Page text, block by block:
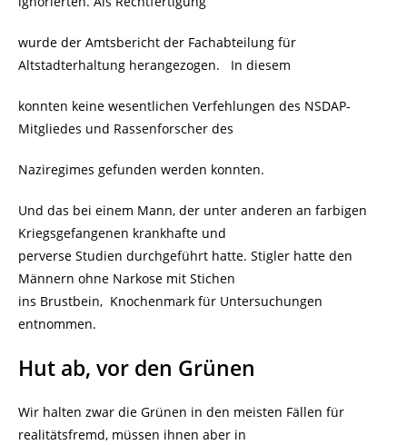
wurde der Amtsbericht der Fachabteilung für
Altstadterhaltung herangezogen. In diesem
konnten keine wesentlichen Verfehlungen des NSDAP-
Mitgliedes und Rassenforscher des
Naziregimes gefunden werden konnten.
Und das bei einem Mann, der unter anderen an farbigen
Kriegsgefangenen krankhafte und
perverse Studien durchgeführt hatte. Stigler hatte den
Männern ohne Narkose mit Stichen
ins Brustbein, Knochenmark für Untersuchungen
entnommen.
Hut ab, vor den Grünen
Wir halten zwar die Grünen in den meisten Fällen für
realitätsfremd, müssen ihnen aber in